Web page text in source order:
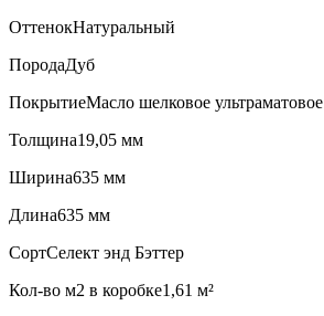
ОттенокНатуральный
ПородаДуб
ПокрытиеМасло шелковое ультраматовое
Толщина19,05 мм
Ширина635 мм
Длина635 мм
СортСелект энд Бэттер
Кол-во м2 в коробке1,61 м²